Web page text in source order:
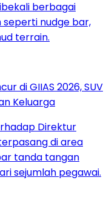
di GIIAS 2026, SUV
Keluarga